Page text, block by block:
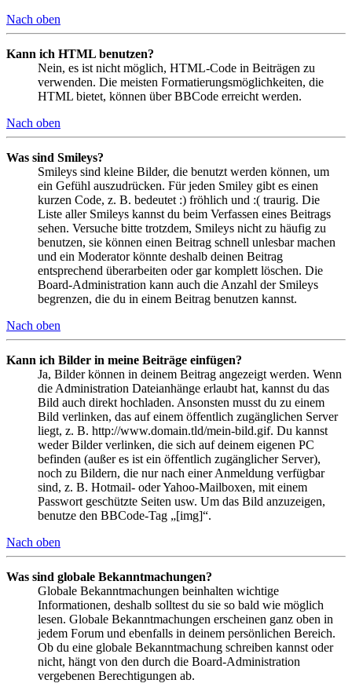
Nach oben
Kann ich HTML benutzen?
Nein, es ist nicht möglich, HTML-Code in Beiträgen zu
verwenden. Die meisten Formatierungsmöglichkeiten, die
HTML bietet, können über BBCode erreicht werden.
Nach oben
Was sind Smileys?
Smileys sind kleine Bilder, die benutzt werden können, um
ein Gefühl auszudrücken. Für jeden Smiley gibt es einen
kurzen Code, z. B. bedeutet :) fröhlich und :( traurig. Die
Liste aller Smileys kannst du beim Verfassen eines Beitrags
sehen. Versuche bitte trotzdem, Smileys nicht zu häufig zu
benutzen, sie können einen Beitrag schnell unlesbar machen
und ein Moderator könnte deshalb deinen Beitrag
entsprechend überarbeiten oder gar komplett löschen. Die
Board-Administration kann auch die Anzahl der Smileys
begrenzen, die du in einem Beitrag benutzen kannst.
Nach oben
Kann ich Bilder in meine Beiträge einfügen?
Ja, Bilder können in deinem Beitrag angezeigt werden. Wenn
die Administration Dateianhänge erlaubt hat, kannst du das
Bild auch direkt hochladen. Ansonsten musst du zu einem
Bild verlinken, das auf einem öffentlich zugänglichen Server
liegt, z. B. http://www.domain.tld/mein-bild.gif. Du kannst
weder Bilder verlinken, die sich auf deinem eigenen PC
befinden (außer es ist ein öffentlich zugänglicher Server),
noch zu Bildern, die nur nach einer Anmeldung verfügbar
sind, z. B. Hotmail- oder Yahoo-Mailboxen, mit einem
Passwort geschützte Seiten usw. Um das Bild anzuzeigen,
benutze den BBCode-Tag „[img]“.
Nach oben
Was sind globale Bekanntmachungen?
Globale Bekanntmachungen beinhalten wichtige
Informationen, deshalb solltest du sie so bald wie möglich
lesen. Globale Bekanntmachungen erscheinen ganz oben in
jedem Forum und ebenfalls in deinem persönlichen Bereich.
Ob du eine globale Bekanntmachung schreiben kannst oder
nicht, hängt von den durch die Board-Administration
vergebenen Berechtigungen ab.